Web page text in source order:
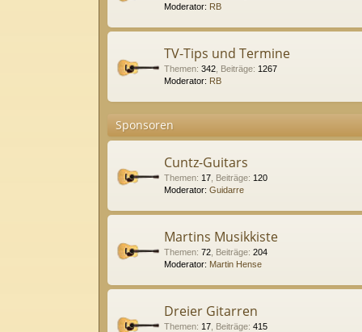
Moderator: RB
TV-Tips und Termine
Themen: 342 Beiträge: 1267
Moderator: RB
Sponsoren
Cuntz-Guitars
Themen: 17 Beiträge: 120
Moderator: Guidarre
Martins Musikkiste
Themen: 72 Beiträge: 204
Moderator: Martin Hense
Dreier Gitarren
Themen: 17 Beiträge: 415